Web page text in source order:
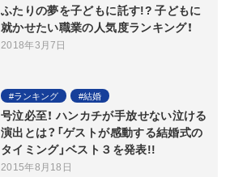
ふたりの夢を子どもに託す!? 子どもに
就かせたい職業の人気度ランキング！
2018年3月7日
ランキング 結婚
号泣必至！ ハンカチが手放せない泣ける
演出とは？「ゲストが感動する結婚式の
タイミング」ベスト３を発表!!
2015年8月18日